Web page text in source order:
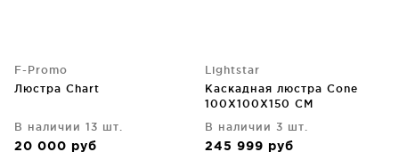
F-Promo
Люстра Chart
В наличии 13 шт.
20 000 руб
Lightstar
Каскадная люстра Cone
100X100X150 CM
В наличии 3 шт.
245 999 руб